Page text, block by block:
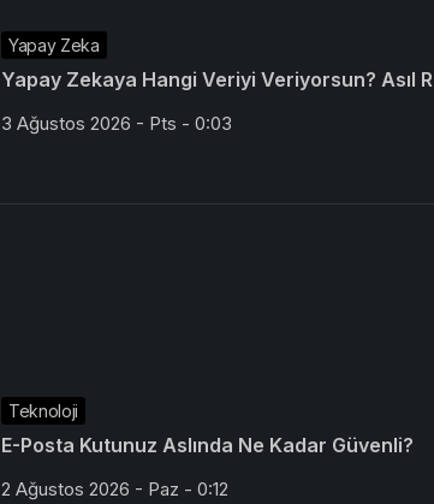
Yapay Zeka
Yapay Zekaya Hangi Veriyi Veriyorsun? Asıl
3 Ağustos 2026 - Pts - 0:03
Teknoloji
E-Posta Kutunuz Aslında Ne Kadar Güvenli?
2 Ağustos 2026 - Paz - 0:12